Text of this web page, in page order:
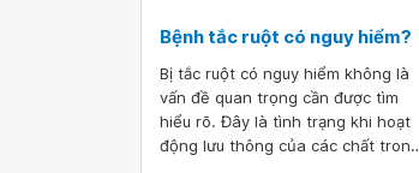
Bệnh tắc ruột có nguy hiểm?
Bị tắc ruột có nguy hiểm không là
vấn đề quan trọng cần được tìm
hiểu rõ. Đây là tình trạng khi hoạt
động lưu thông của các chất trong